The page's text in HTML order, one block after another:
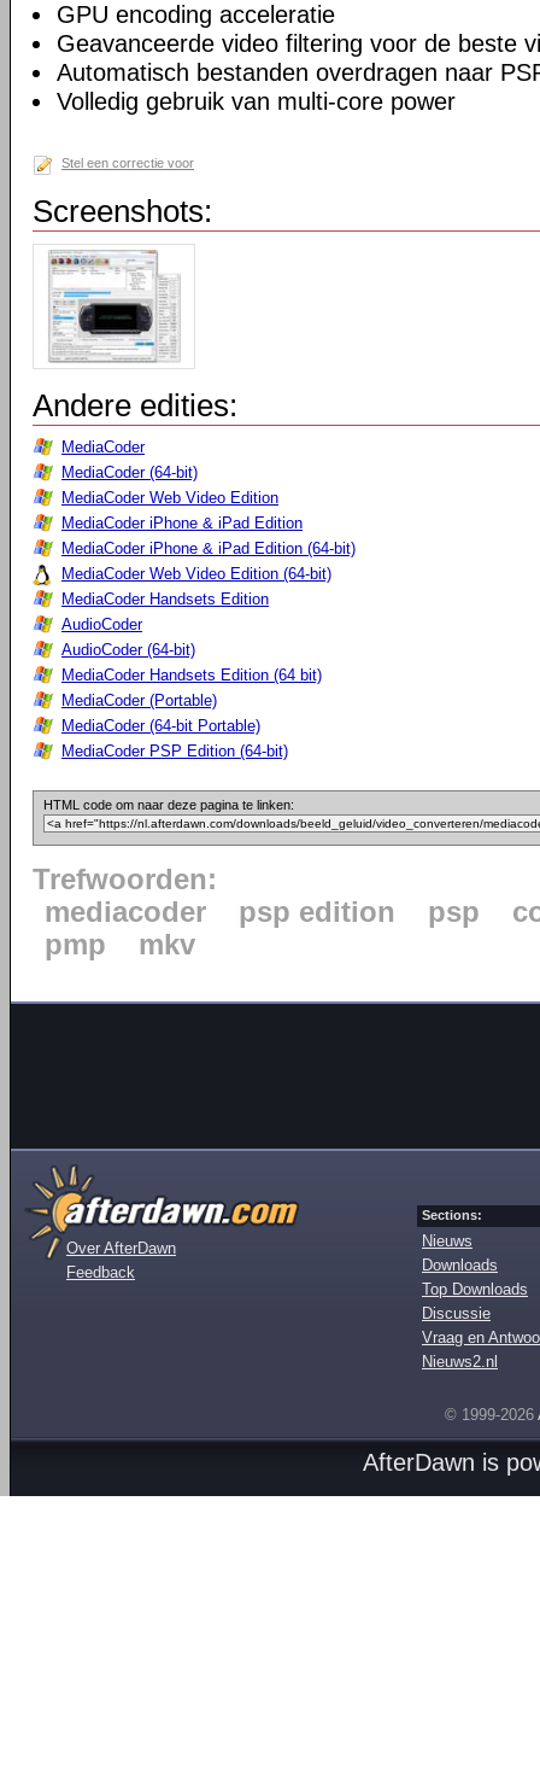
GPU encoding acceleratie
Geavanceerde video filtering voor de beste
Automatisch bestanden overdragen naar
Volledig gebruik van multi-core power
Stel een correctie voor
Screenshots:
Andere edities:
MediaCoder
MediaCoder (64-bit)
MediaCoder Web Video Edition
MediaCoder iPhone & iPad Edition
MediaCoder iPhone & iPad Edition (64-bit)
MediaCoder Web Video Edition (64-bit)
MediaCoder Handsets Edition
AudioCoder
AudioCoder (64-bit)
MediaCoder Handsets Edition (64 bit)
MediaCoder (Portable)
MediaCoder (64-bit Portable)
MediaCoder PSP Edition (64-bit)
HTML code om naar deze pagina te linken:
Trefwoorden:
mediacoder
psp edition psp
pmp
mkv
Over AfterDawn
Feedback
Sections:
Nieuws
Downloads
Top Downloads
Discussie
Vraag en
Nieuws2.nl
© 1999-2026
AfterDawn is